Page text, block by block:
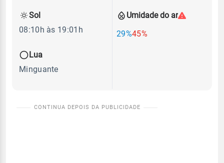
Umidade do ar
29%45%
Sol
08:10h às 19:01h
Lua
Minguante